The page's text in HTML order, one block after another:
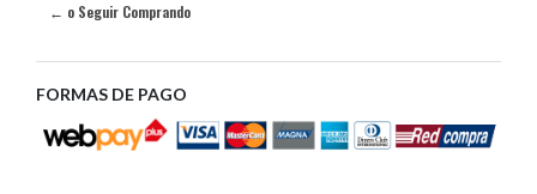
← o Seguir Comprando
FORMAS DE PAGO